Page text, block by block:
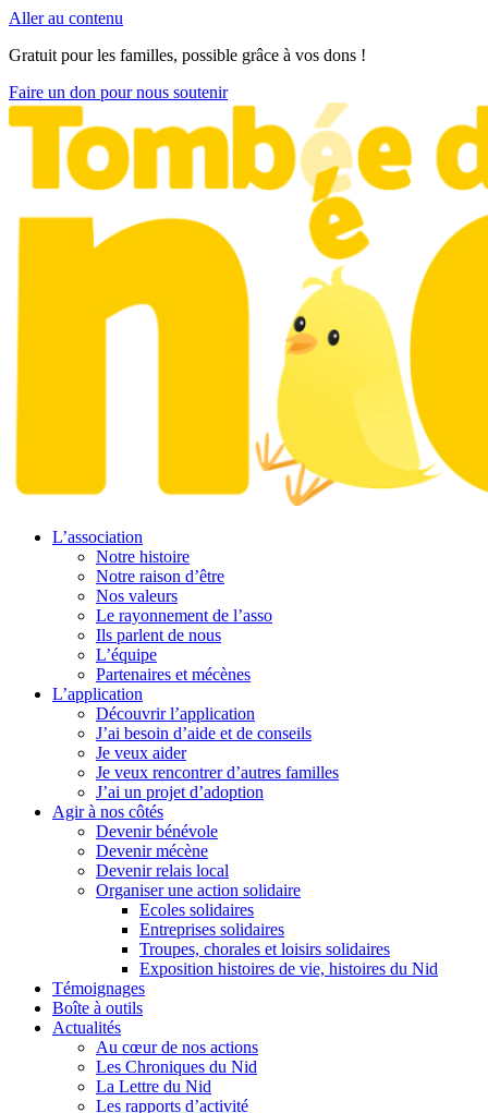
Aller au contenu
Gratuit pour les familles, possible grâce à vos dons !
Faire un don pour nous soutenir
L’association
Notre histoire
Notre raison d’être
Nos valeurs
Le rayonnement de l’asso
Ils parlent de nous
L’équipe
Partenaires et mécènes
L’application
Découvrir l’application
J’ai besoin d’aide et de conseils
Je veux aider
Je veux rencontrer d’autres familles
J’ai un projet d’adoption
Agir à nos côtés
Devenir bénévole
Devenir mécène
Devenir relais local
Organiser une action solidaire
Ecoles solidaires
Entreprises solidaires
Troupes, chorales et loisirs solidaires
Exposition histoires de vie, histoires du Nid
Témoignages
Boîte à outils
Actualités
Au cœur de nos actions
Les Chroniques du Nid
La Lettre du Nid
Les rapports d’activité